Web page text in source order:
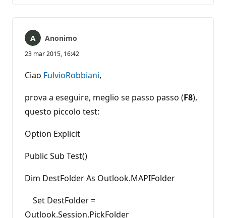
Anonimo
23 mar 2015, 16:42
Ciao FulvioRobbiani,
prova a eseguire, meglio se passo passo (F8),
questo piccolo test:
Option Explicit
Public Sub Test()
Dim DestFolder As Outlook.MAPIFolder
Set DestFolder =
Outlook.Session.PickFolder